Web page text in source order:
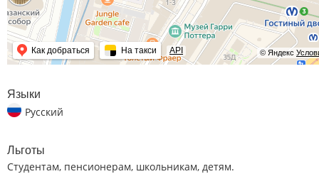
© Яндекс
Как добраться На такси API
Языки
Русский
Льготы
Студентам, пенсионерам, школьникам, детям.